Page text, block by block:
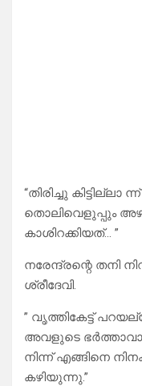
“തിരിച്ചു കിട്ടില്ലാ
തൊലിവെളുപ്പും
കാശിറക്കിയത്… ”
നരേന്ദ്രന്റെ തനി
ശ്രീദേവി.
” വൃത്തികേട്ട്
അവളുടെ
നിന്ന് എങ്ങിനെ
കഴിയുന്നു.”